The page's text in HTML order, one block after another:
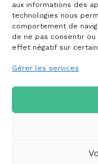
aux informations des
technologies nous
comportement de
de ne pas consentir
effet négatif sur
Gérer les services
Avis et mémoires
Autres publications
NOUS JOINDRE
Politique de
Politique de